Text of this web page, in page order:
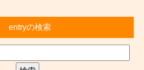
entryの検索